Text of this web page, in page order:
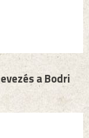
a Bodri